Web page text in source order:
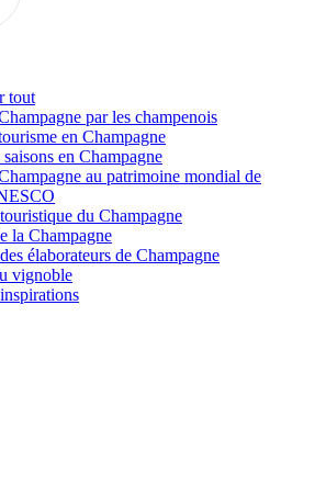
tout
par les champenois
en Champagne
saisons en Champagne
au patrimoine mondial de
du Champagne
la Champagne
élaborateurs de Champagne
vignoble